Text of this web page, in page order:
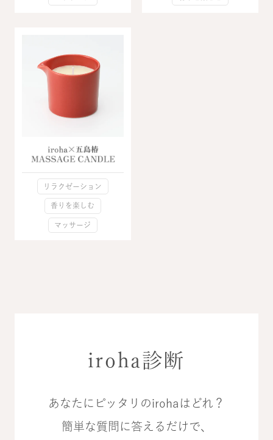
リラクゼーション
香りを楽しむ
マッサージ
iroha診断
あなたにピッタリのirohaはどれ？
簡単な質問に答えるだけで、